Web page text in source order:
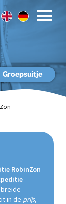
Groepsuitje
RobinZon
in de prijs,